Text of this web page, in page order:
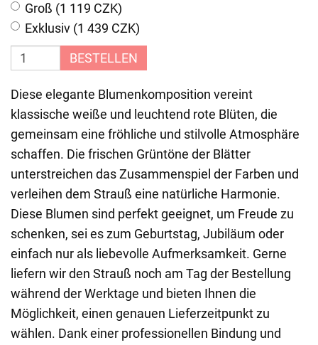
Groß (1 119 CZK)
Exklusiv (1 439 CZK)
BESTELLEN
Diese elegante Blumenkomposition vereint
klassische weiße und leuchtend rote Blüten, die
gemeinsam eine fröhliche und stilvolle Atmosphäre
schaffen. Die frischen Grüntöne der Blätter
unterstreichen das Zusammenspiel der Farben und
verleihen dem Strauß eine natürliche Harmonie.
Diese Blumen sind perfekt geeignet, um Freude zu
schenken, sei es zum Geburtstag, Jubiläum oder
einfach nur als liebevolle Aufmerksamkeit. Gerne
liefern wir den Strauß noch am Tag der Bestellung
während der Werktage und bieten Ihnen die
Möglichkeit, einen genauen Lieferzeitpunkt zu
wählen. Dank einer professionellen Bindung und